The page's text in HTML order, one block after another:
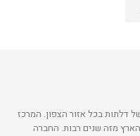
דלתות בכל אזור הצפון. המרכז
מזה שנים רבות. החברה